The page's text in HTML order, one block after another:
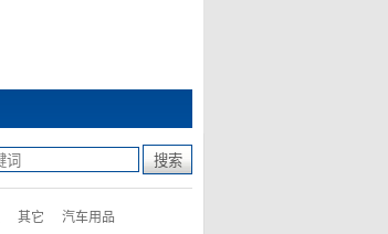
其它 汽车用品